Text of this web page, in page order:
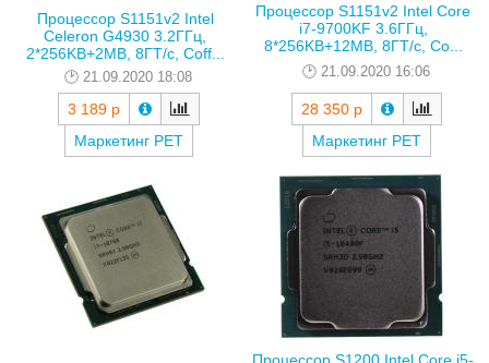
Процессор S1151v2 Intel
Celeron G4930 3.2ГГц,
2*256KB+2MB, 8ГТ/с, Coff...
21.09.2020 18:08
3 189 р
Маркетинг РЕТ
Процессор S1151v2 Intel Core
i7-9700KF 3.6ГГц,
8*256KB+12MB, 8ГТ/с, Co...
21.09.2020 16:06
28 350 р
Маркетинг РЕТ